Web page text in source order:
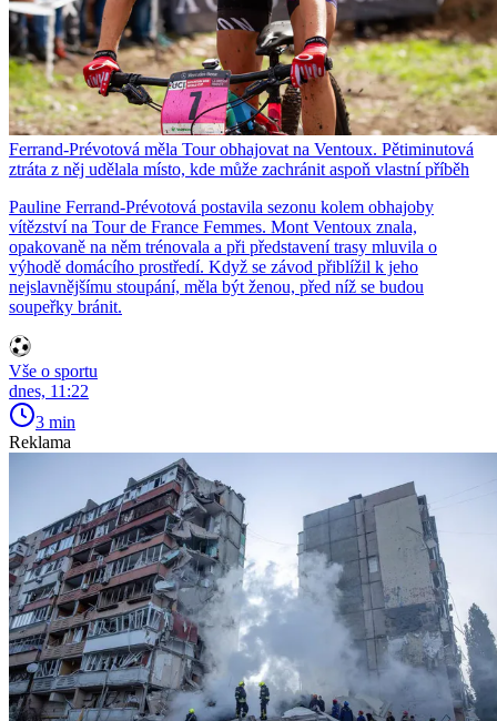
Ferrand-Prévotová měla Tour obhajovat na Ventoux. Pětiminutová
ztráta z něj udělala místo, kde může zachránit aspoň vlastní příběh
Pauline Ferrand-Prévotová postavila sezonu kolem obhajoby
vítězství na Tour de France Femmes. Mont Ventoux znala,
opakovaně na něm trénovala a při představení trasy mluvila o
výhodě domácího prostředí. Když se závod přiblížil k jeho
nejslavnějšímu stoupání, měla být ženou, před níž se budou
soupeřky bránit.
Vše o sportu
dnes, 11:22
3 min
Reklama